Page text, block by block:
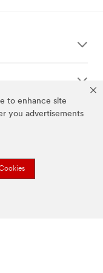
to enhance site
you advertisements